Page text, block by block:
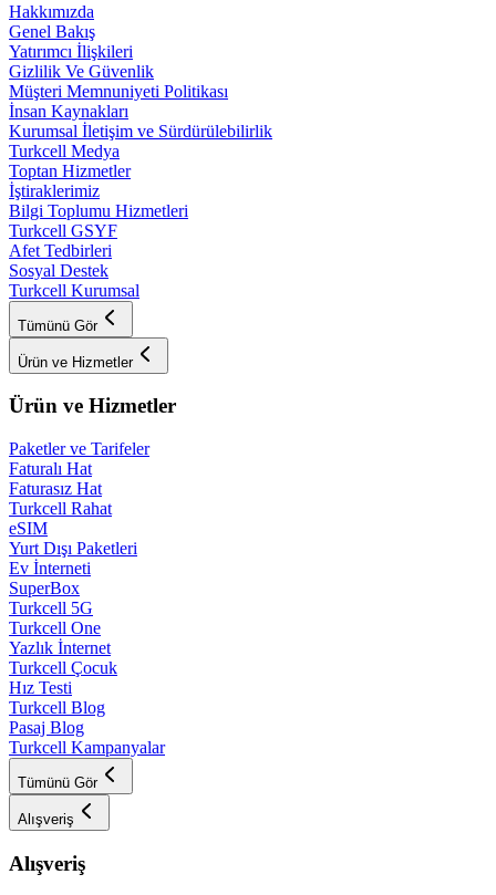
Hakkımızda
Genel Bakış
Yatırımcı İlişkileri
Gizlilik Ve Güvenlik
Müşteri Memnuniyeti Politikası
İnsan Kaynakları
Kurumsal İletişim ve Sürdürülebilirlik
Turkcell Medya
Toptan Hizmetler
İştiraklerimiz
Bilgi Toplumu Hizmetleri
Turkcell GSYF
Afet Tedbirleri
Sosyal Destek
Turkcell Kurumsal
Tümünü Gör
Ürün ve Hizmetler
Ürün ve Hizmetler
Paketler ve Tarifeler
Faturalı Hat
Faturasız Hat
Turkcell Rahat
eSIM
Yurt Dışı Paketleri
Ev İnterneti
SuperBox
Turkcell 5G
Turkcell One
Yazlık İnternet
Turkcell Çocuk
Hız Testi
Turkcell Blog
Pasaj Blog
Turkcell Kampanyalar
Tümünü Gör
Alışveriş
Alışveriş